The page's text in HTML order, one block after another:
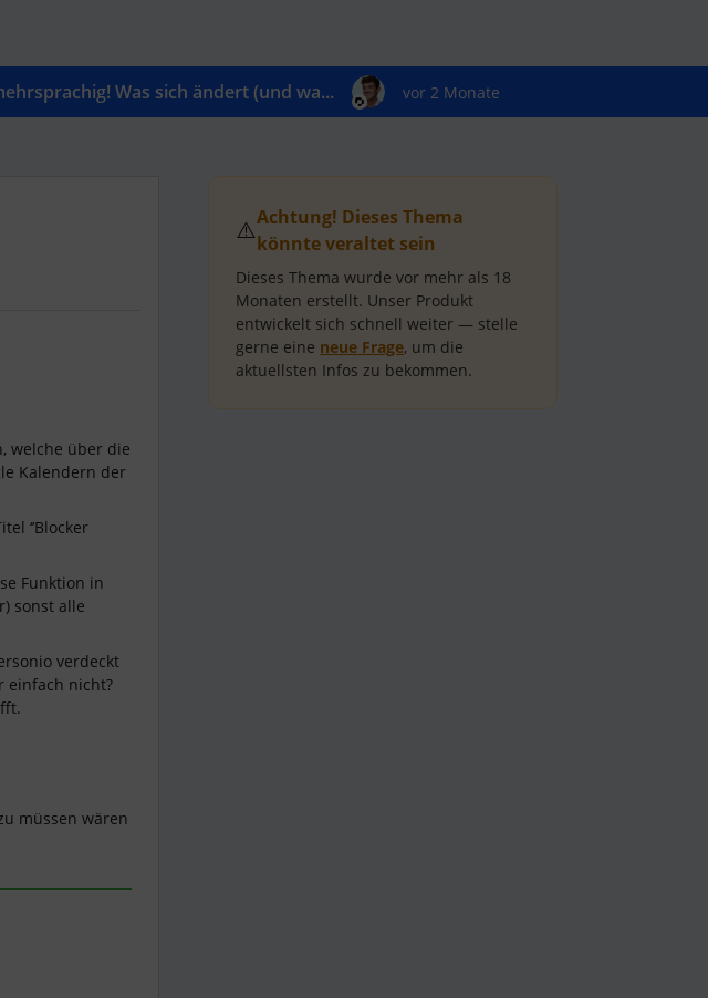
Was sich ändert (und wa... vor 2 Monate
welche über die
Kalendern der
‘’Blocker
Funktion in
sonst alle
verdeckt
einfach nicht?
müssen wären
⚠️Achtung! Dieses Thema
könnte veraltet sein
Dieses Thema wurde vor mehr als 18
Monaten erstellt. Unser Produkt
entwickelt sich schnell weiter — stelle
gerne eine neue Frage, um die
aktuellsten Infos zu bekommen.